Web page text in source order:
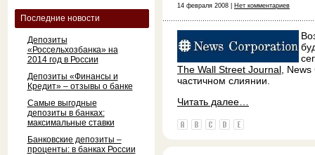
Последние новости
Депозиты
«Россельхозбанка» на
2014 год в России
Депозиты «Финансы и
Кредит» – отзывы о банке
Самые выгодные
депозиты в банках:
максимальные ставки
Банковские депозиты –
проценты: в банках России
14 февраля 2008 | Нет комментариев
The Wall Street Journal ,
частичном слиянии.
Читать далее…